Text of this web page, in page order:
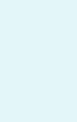
être
?